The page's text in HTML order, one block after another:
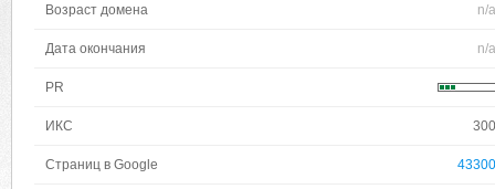
Возраст домена n/a
Дата окончания n/a
PR
ИКС 300
Страниц в Google 43300